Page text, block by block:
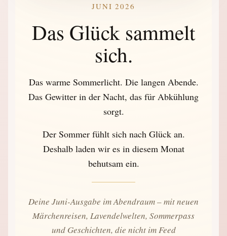
JUNI 2026
Das Glück sammelt
sich.
Das warme Sommerlicht. Die langen Abende.
Das Gewitter in der Nacht, das für Abkühlung
sorgt.
Der Sommer fühlt sich nach Glück an.
Deshalb laden wir es in diesem Monat
behutsam ein.
Deine Juni-Ausgabe im Abendraum – mit neuen
Märchenreisen, Lavendelwelten, Sommerpass
und Geschichten, die nicht im Feed